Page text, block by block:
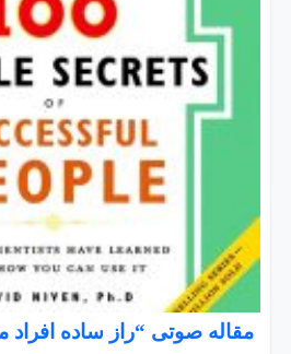
مقاله صوتی “راز ساده افراد